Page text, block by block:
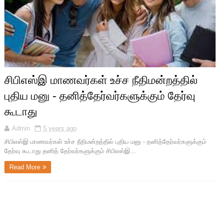
சிபிஎஸ்இ மாணவர்கள் உச்ச நீதிமன்றத்தில்
புதிய மனு - தனித்தேர்வர்களுக்கும் தேர்வு
கூடாது
Admin
5 years ago
சிபிஎஸ்இ மாணவர்கள் உச்ச நீதிமன்றத்தில் புதிய மனு - தனித்தேர்வர்களுக்கும்
தேர்வு கூடாது தனித் தேர்வர்களுக்கும் சிபிஎஸ்இ...
Read More